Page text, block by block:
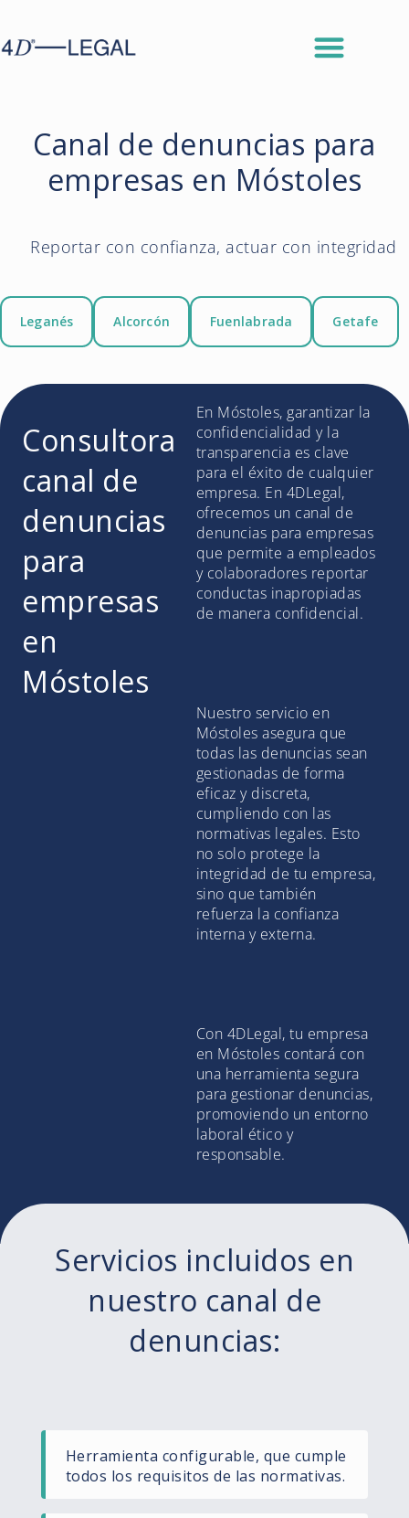
Canal de denuncias para
empresas en Móstoles
Reportar con confianza, actuar con integridad
Leganés Alcorcón Fuenlabrada Getafe
Consultora
canal de
denuncias
para
empresas
en
Móstoles
En Móstoles, garantizar la
confidencialidad y la
transparencia es clave
para el éxito de cualquier
empresa. En 4DLegal,
ofrecemos un canal de
denuncias para empresas
que permite a empleados
y colaboradores reportar
conductas inapropiadas
de manera confidencial.
Nuestro servicio en
Móstoles asegura que
todas las denuncias sean
gestionadas de forma
eficaz y discreta,
cumpliendo con las
normativas legales. Esto
no solo protege la
integridad de tu empresa,
sino que también
refuerza la confianza
interna y externa.
Con 4DLegal, tu empresa
en Móstoles contará con
una herramienta segura
para gestionar denuncias,
promoviendo un entorno
laboral ético y
responsable.
Servicios incluidos en
nuestro canal de
denuncias:
Herramienta configurable, que cumple
todos los requisitos de las normativas.